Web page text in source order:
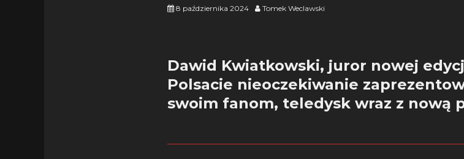
8 października 2024 Tomek Weclawski
Dawid Kwiatkowski, juror nowej
Polsacie nieoczekiwanie
swoim fanom, teledysk wraz z nową